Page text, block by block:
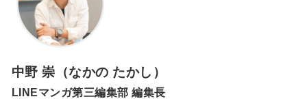
中野 崇（なかの たかし）
LINEマンガ第三編集部 編集長